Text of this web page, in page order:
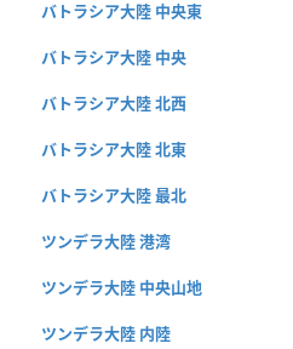
バトラシア大陸 中央東
バトラシア大陸 中央
バトラシア大陸 北西
バトラシア大陸 北東
バトラシア大陸 最北
ツンデラ大陸 港湾
ツンデラ大陸 中央山地
ツンデラ大陸 内陸